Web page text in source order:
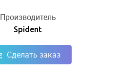
Производитель
Spident
Сделать заказ